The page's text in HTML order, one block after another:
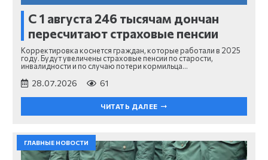
С 1 августа 246 тысячам дончан
пересчитают страховые пенсии
Корректировка коснется граждан, которые работали в 2025
году. Будут увеличены страховые пенсии по старости,
инвалидности и по случаю потери кормильца…
28.07.2026 61
ЧИТАТЬ ДАЛЕЕ
ГЛАВНЫЕ НОВОСТИ